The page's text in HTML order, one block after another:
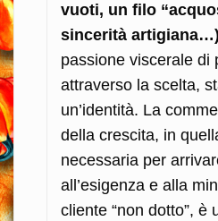
vuoti, un filo
sincerità
passione viscerale di
attraverso la scelta,
un’identità. La
della crescita, in
necessaria per
all’esigenza e alla
cliente “non dotto”, è